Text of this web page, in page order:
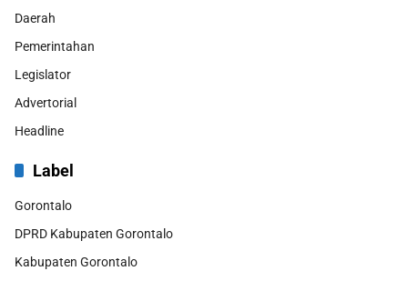
Daerah
Pemerintahan
Legislator
Advertorial
Headline
Label
Gorontalo
DPRD Kabupaten Gorontalo
Kabupaten Gorontalo